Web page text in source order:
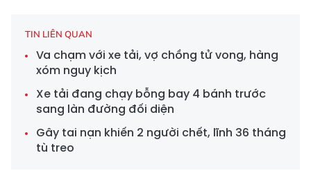
TIN LIÊN QUAN
Va chạm với xe tải, vợ chồng tử vong, hàng
xóm nguy kịch
Xe tải đang chạy bỗng bay 4 bánh trước
sang làn đường đối diện
Gây tai nạn khiến 2 người chết, lĩnh 36 tháng
tù treo